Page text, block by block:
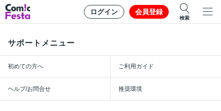
ログイン 会員登録
検索
サポートメニュー
初めての方へ ご利用ガイド
ヘルプ/お問合せ 推奨環境